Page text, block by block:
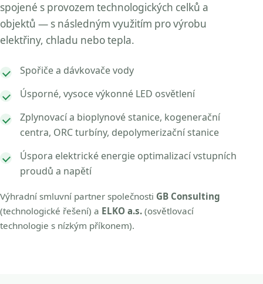
spojené s provozem technologických celků a
objektů — s následným využitím pro výrobu
elektřiny, chladu nebo tepla.
Spořiče a dávkovače vody
Úsporné, vysoce výkonné LED osvětlení
Zplynovací a bioplynové stanice, kogenerační
centra, ORC turbíny, depolymerizační stanice
Úspora elektrické energie optimalizací vstupních
proudů a napětí
Výhradní smluvní partner společnosti GB Consulting
(technologické řešení) a ELKO a.s. (osvětlovací
technologie s nízkým příkonem).